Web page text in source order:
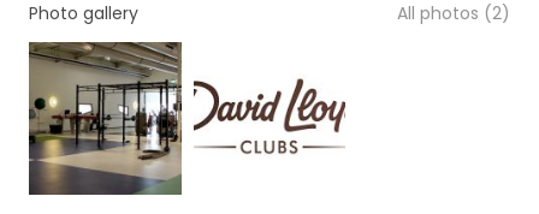
Photo gallery All photos (2)